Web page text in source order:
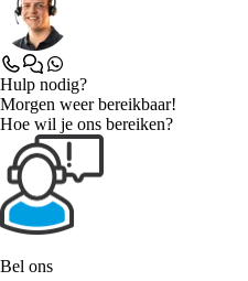
Hulp nodig?
Morgen weer bereikbaar!
Hoe wil je ons bereiken?
Bel ons